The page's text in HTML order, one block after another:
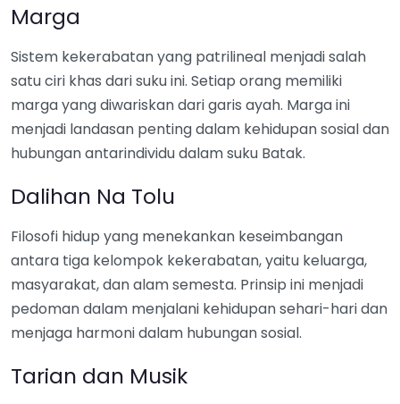
Marga
Sistem kekerabatan yang patrilineal menjadi salah
satu ciri khas dari suku ini. Setiap orang memiliki
marga yang diwariskan dari garis ayah. Marga ini
menjadi landasan penting dalam kehidupan sosial dan
hubungan antarindividu dalam suku Batak.
Dalihan Na Tolu
Filosofi hidup yang menekankan keseimbangan
antara tiga kelompok kekerabatan, yaitu keluarga,
masyarakat, dan alam semesta. Prinsip ini menjadi
pedoman dalam menjalani kehidupan sehari-hari dan
menjaga harmoni dalam hubungan sosial.
Tarian dan Musik